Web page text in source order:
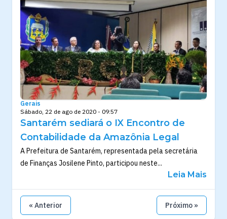
Gerais
Sábado, 22 de ago de 2020 - 09:57
Santarém sediará o IX Encontro de
Contabilidade da Amazônia Legal
A Prefeitura de Santarém, representada pela secretária
de Finanças Josilene Pinto, participou neste...
Leia Mais
« Anterior Próximo »